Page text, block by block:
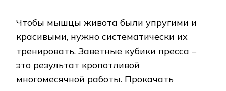
Чтобы мышцы живота были упругими и
красивыми, нужно систематически их
тренировать. Заветные кубики пресса –
это результат кропотливой
многомесячной работы. Прокачать